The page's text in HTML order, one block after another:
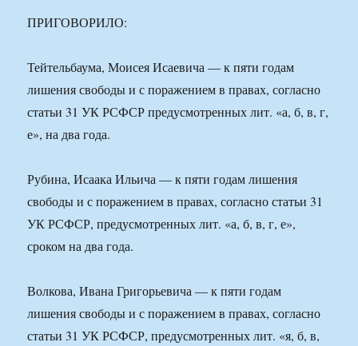
ПРИГОВОРИЛО:
Тейтельбаума, Моисея Исаевича — к пяти годам
лишения свободы и с поражением в правах, согласно
статьи 31 УК РСФСР предусмотренных лит. «а, б, в, г,
е», на два года.
Рубина, Исаака Ильича — к пяти годам лишения
свободы и с поражением в правах, согласно статьи 31
УК РСФСР, предусмотренных лит. «а, б, в, г, е»,
сроком на два года.
Волкова, Ивана Григорьевича — к пяти годам
лишения свободы и с поражением в правах, согласно
статьи 31 УК РСФСР, предусмотренных лит. «я, б, в,